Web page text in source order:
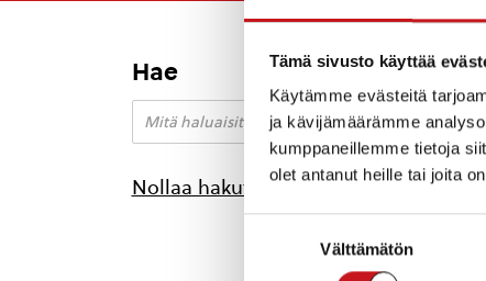
Tämä sivusto käyttää
Käytämme evästeitä
ja kävijämäärämme
kumppaneillemme tietoja
olet antanut heille tai joita
Välttämätön
Hae
Nollaa hakutulokset